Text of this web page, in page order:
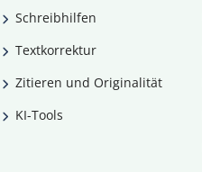
Schreibhilfen
Textkorrektur
Zitieren und Originalität
KI-Tools